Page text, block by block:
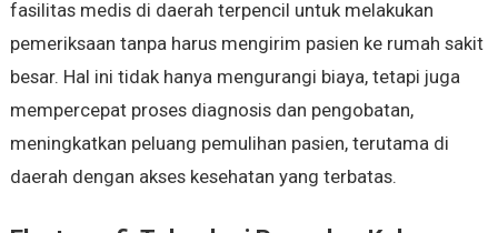
fasilitas medis di daerah terpencil untuk melakukan
pemeriksaan tanpa harus mengirim pasien ke rumah sakit
besar. Hal ini tidak hanya mengurangi biaya, tetapi juga
mempercepat proses diagnosis dan pengobatan,
meningkatkan peluang pemulihan pasien, terutama di
daerah dengan akses kesehatan yang terbatas.